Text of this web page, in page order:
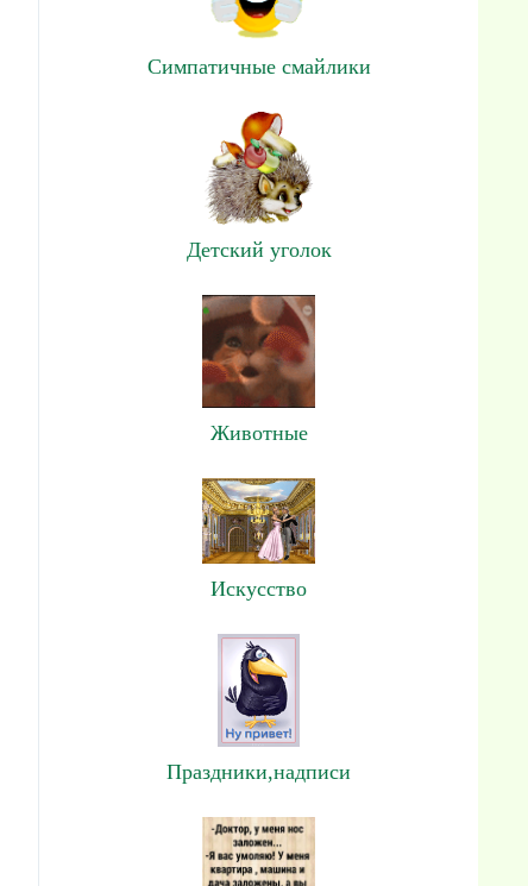
Симпатичные смайлики
Детский уголок
Животные
Искусство
Праздники,надписи